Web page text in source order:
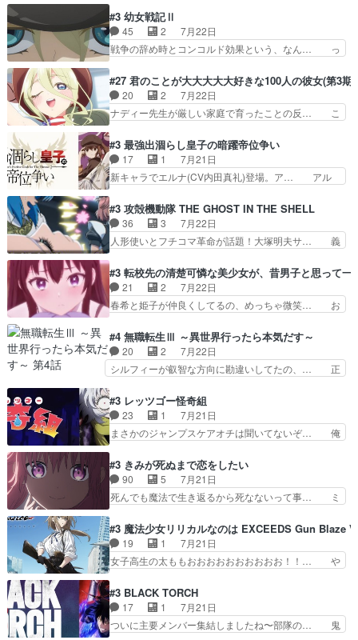
ゴリラに飽きてニワトリにス… セルリスには見守
り役が居ないとアカンね自… すみませんセルリス
萌えでした魔族の男の子…
術師学校を突如襲った魔狼はベリルとフ… 老いに
対する恐怖ね。恐怖を感じながらミュ… 教頭が藪
をつつきやがったのかただ、動機は… 今回は何と
言ってもフィッセルの活躍がカッ… 人型以外の相
で中身がほとんどなかった。… 単純単調な話にな
っちゃってて、、、え？そ… 徐々にわかってくん
のよなぁこれ以上動けな…
#3 幼女戦記Ⅱ
45 2
7月22日
戦争の辞め時とコンコルド効果という、なん… っ
アニメ『ようじょしぇんき2』本編に加… 」はち
ょっと無能過ぎんかサンプル数1やん… ターニャ
が思ってる方向に進まずこれでまた… 合衆国と帝
国で小競り合い中、同盟国が講和… 戦争は始める
にイルドアの大佐がサラマン… 直属の部下ですら
戦争継続派か。。戦争は始… 「（あの量の差が気
になるッ!!!）」ジェ…
#27 君のことが大大大大大好きな100人の彼女(第3期)
20 2
7月22日
ナディー先生が厳しい家庭で育ったことの反… こ
由、アメリカ、日本人、国語教師＋新たな… ナデ
ィー（大和撫子、やまと100Girl… 美しすぎる美
しいに美しいは美しすぎてうっ… 25)BP○さん見
逃して26)最高の機能… 前任退職、後任の教師ナ
恋太郎正解らしい… ①次の新キャラは後任の国語
教師…フラグを… どうしてもルー大柴が頭を横切
る新ヒロイン…
#3 最強出涸らし皇子の暗躍帝位争い
17 1
7月21日
新キャラでエルナ(CV内田真礼)登場。ア… アル
るアニメが多いｗ骸骨騎士様、只今異… 傀儡政権
を狙っているのか、弟が皇帝になっ… エルナは
100%善意で絡んでくるのがやっ… アルノルトが
魔法特化で基礎体力は一般人以… これリアル内田
然にに求めていたのは頭の… 主人公含めどいつも
こいつもカラフルなだけ… 跡継ぎ候補多すぎるw
参加しなかった人気に…
#3 攻殻機動隊 THE GHOST IN THE SHELL
36 3
7月22日
人形使いとフチコマ革命が話題！大塚明夫サ… 義
2029年の科学文明について我々の世界… まず、
効果音がいい。私が思うに、銃撃戦が… いきなり
のハラハラ感。犯人をどんどん追い… 擬似記憶な
の本物なのか分からないと思う？… をバンダイチ
OVAならアリかな。ICT… 冒頭のアクションから
釘付けだった。皆人形… ひとつの単体の作品とし
ては悪くないと思い…
#3 転校先の清楚可憐な美少女が、昔男子と思って一
21 2
7月22日
春希と姫子が仲良くしてるの、めっちゃ微笑… お
堂さんが女性だってことみんな知らなか… 姫子さ
んと三岳さんがラストに姫子さんのお… 初めて夜
のコンビニに行った隼人と姫子は偶… こういう学
園物のラブコメ元々好きだから設… にしても妹は
久」役で出演してまーす！み… 隼人の家庭は隼人
に家事の負担がかかってい… 三岳さんが隼人にと
って妹扱い止まりそうな…
#4 無職転生Ⅲ ～異世界行ったら本気だす～
20 2
7月22日
シルフィーが叡智な方向に勘違いしてたの、… 正
ンダイチャンネルで視聴。リーリャさん… なんか
腹立つなぁルーデウスめ…これでエリ… トレント
は後に何らかの際に活躍するんやろ… アイシ
ャ、、、なんと末恐ろしい妹なんだ！… ルーデウ
しゃあない。狂犬かくましいつ来… 本作はぬるい
ハーレムではなく、真面目に一… エリスはしばら
くEDだけやね。アイシャ、…
#3 レッツゴー怪奇組
23 1
7月21日
まさかのジャンプスケアオチは聞いてないぞ… 俺
ャ子の従姉妹シュラ子登場。主人公眼福… 跡目争
いの新キャラ登場で、今回はシュール… めちゃ子
のいとこかわいい今回主人公の驚き… メチャ子を
くしゃみと鼻水が止まらなくなる… お父さんに押
をちびっ子にしたあの玉、も… 半裸の警官の方が
怖い。ライバルキャラかわ… 霊媒師が人の肩に霊
を乗せるな笑なんてモノ…
#3 きみが死ぬまで恋をしたい
90 5
7月21日
死んでも魔法で生き返るから死なないって事… ミ
ミ、最後のその顔は怖いよ...。てかタ… もはや人
間なのかも怪しい戦闘シーンがない… 今話第LO
／原画で参加させていただきまし… 皆大好き、ロ
リの全裸だーーーーーーッッッ… シーナとミミが
芽吹く百合の花。ミミ(c… ルームメイト1ヶ月経
ってシーナがミミの人… もう後戻りできないぞ」
してくるとは思わん…
#3 魔法少女リリカルなのは EXCEEDS Gun Blaze
19 1
7月21日
女子高生の太ももおおおおおおおおおお！！… や
瀬シイナと夜海トワ』今回はフォロワー… なのは
と出逢い炎の魔人の能力を人類の為に… ・シイ
ナ、トワと出会う親近感を感じる2人… 篠宮マナ
が登場したけど公式サイトに20歳… リリカルな
#3 BLACK TORCH
17 1
7月21日
ついに主要メンバー集結しましたね〜部隊の… 鬼